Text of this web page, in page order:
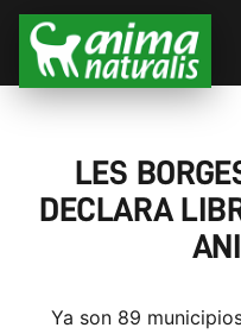
LES
DECLARA
Ya son 89